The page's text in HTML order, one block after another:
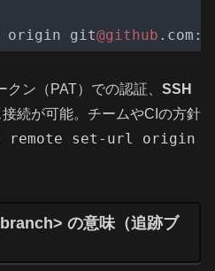
origin git@github
ン（PAT）での認証、 SSH
続が可能。チームやCIの方針
remote set-url origin
の意味（追跡ブ